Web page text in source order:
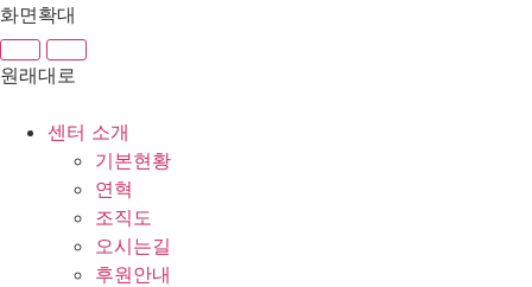
콘
텐
츠
화면확대
원래대로
센터 소개
기본현황
연혁
조직도
오시는길
후원안내